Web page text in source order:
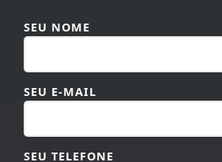
SEU E-MAIL
SEU TELEFONE